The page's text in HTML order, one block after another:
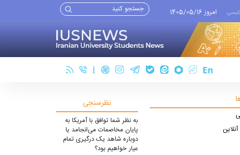
امروز 1405/05/16
نظرسنجی
به نظر شما توافق با آمریکا به
پایان مخاصمات می‌انجامد یا
دوباره شاهد یک درگیری تمام
عیار خواهیم بود؟